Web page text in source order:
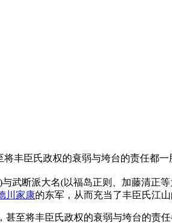
丰臣氏政权的衰弱与垮台的责任都一
断派大名(以福岛正则、加藤清正等
川家康的东军，从而充当了丰臣氏江山
将丰臣氏政权的衰弱与垮台的责